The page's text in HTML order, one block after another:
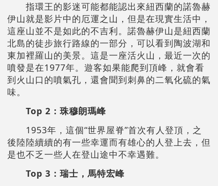
指環王的影迷可能都能認出來紐西蘭的諾魯赫
伊山就是影片中的厄運之山，但是在現實生活中，
這座山並不是如此的不吉利。諾魯赫伊山是紐西蘭
北島的徒步旅行路線的一部分，可以看到陶波湖和
東加裡羅山的美景。這是一座活火山，最近一次的
噴發是在1977年。遊客如果能爬到頂峰，就會看
到火山口的噴氣孔，還會聞到刺鼻的二氧化硫的氣
味。
Top 2 ：珠穆朗瑪峰
1953年，這個“世界屋脊”首次有人登頂，之
後陸陸續續的有一些幸運而有雄心的人登上去，但
是也不乏一些人在登山途中不幸遇難。
Top 3 ：瑞士，馬特宏峰